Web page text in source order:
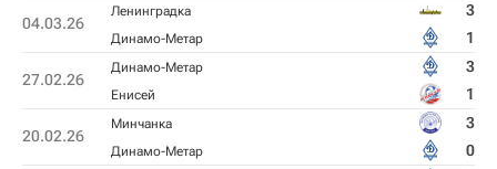
04.03.26
Ленинградка 3
Динамо-Метар 1
27.02.26
Динамо-Метар 3
Енисей 1
20.02.26
Минчанка 3
Динамо-Метар 0